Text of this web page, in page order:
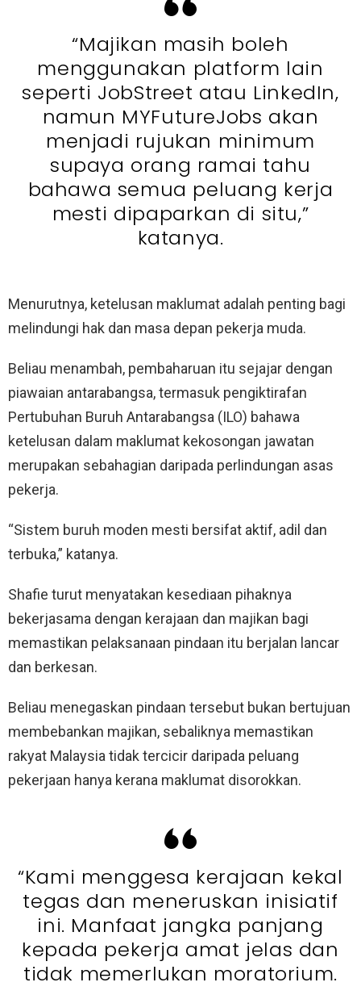
“Majikan masih boleh
menggunakan platform lain
seperti JobStreet atau LinkedIn,
namun MYFutureJobs akan
menjadi rujukan minimum
supaya orang ramai tahu
bahawa semua peluang kerja
mesti dipaparkan di situ,”
katanya.
Menurutnya, ketelusan maklumat adalah penting bagi
melindungi hak dan masa depan pekerja muda.
Beliau menambah, pembaharuan itu sejajar dengan
piawaian antarabangsa, termasuk pengiktirafan
Pertubuhan Buruh Antarabangsa (ILO) bahawa
ketelusan dalam maklumat kekosongan jawatan
merupakan sebahagian daripada perlindungan asas
pekerja.
“Sistem buruh moden mesti bersifat aktif, adil dan
terbuka,” katanya.
Shafie turut menyatakan kesediaan pihaknya
bekerjasama dengan kerajaan dan majikan bagi
memastikan pelaksanaan pindaan itu berjalan lancar
dan berkesan.
Beliau menegaskan pindaan tersebut bukan bertujuan
membebankan majikan, sebaliknya memastikan
rakyat Malaysia tidak tercicir daripada peluang
pekerjaan hanya kerana maklumat disorokkan.
“Kami menggesa kerajaan kekal
tegas dan meneruskan inisiatif
ini. Manfaat jangka panjang
kepada pekerja amat jelas dan
tidak memerlukan moratorium.